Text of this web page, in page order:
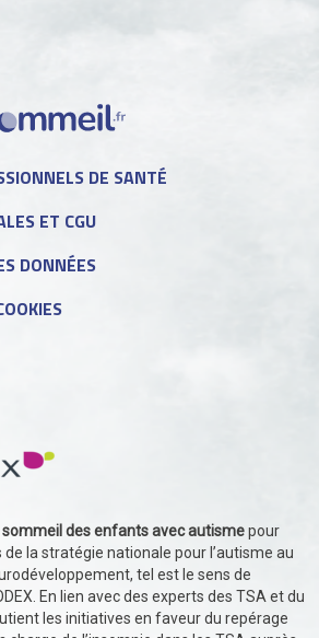
sommeil des enfants avec autismepour
la stratégie nationale pour l’autisme au
tel est le sens de
En lien avec des experts des TSA et du
les initiatives en faveur du repérage
DE SANTÉ
ET CGU
DONNÉES